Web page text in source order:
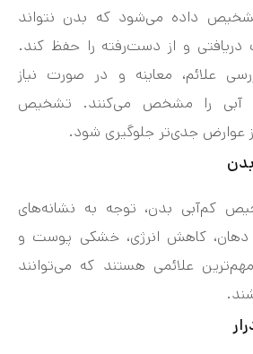
داده می‌شود که بدن نتواند
و از دست‌رفته را حفظ کند.
علائم، معاینه و در صورت نیاز
آبی را مشخص می‌کنند. تشخیص
عوارض جدی‌تر جلوگیری شود.
کم‌آبی بدن، توجه به نشانه‌های
کاهش انرژی، خشکی پوست و
علائمی هستند که می‌توانند